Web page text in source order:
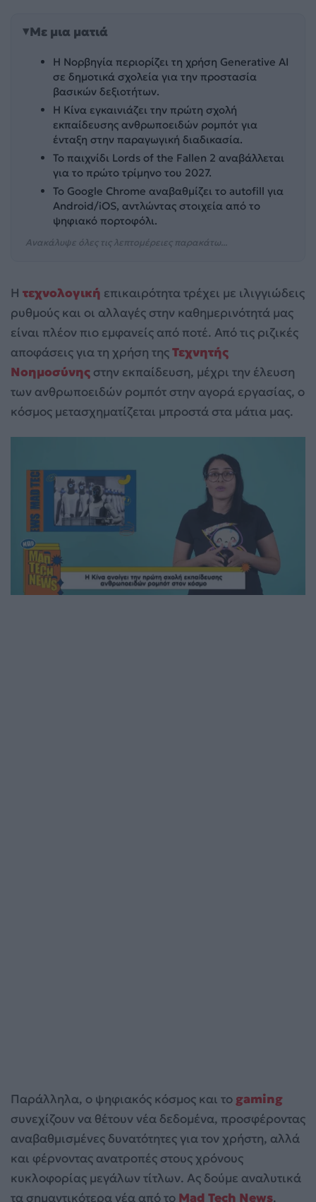
Με μια ματιά
Η Νορβηγία περιορίζει τη χρήση Generative AI
σε δημοτικά σχολεία για την προστασία
βασικών δεξιοτήτων.
Η Κίνα εγκαινιάζει την πρώτη σχολή
εκπαίδευσης ανθρωποειδών ρομπότ για
ένταξη στην παραγωγική διαδικασία.
Το παιχνίδι Lords of the Fallen 2 αναβάλλεται
για το πρώτο τρίμηνο του 2027.
Το Google Chrome αναβαθμίζει το autofill για
Android/iOS, αντλώντας στοιχεία από το
ψηφιακό πορτοφόλι.
Ανακάλυψε όλες τις λεπτομέρειες παρακάτω...
Η τεχνολογική επικαιρότητα τρέχει με ιλιγγιώδεις
ρυθμούς και οι αλλαγές στην καθημερινότητά μας
είναι πλέον πιο εμφανείς από ποτέ. Από τις ριζικές
αποφάσεις για τη χρήση τηςΤεχνητής
Νοημοσύνης στην εκπαίδευση, μέχρι την έλευση
των ανθρωποειδών ρομπότ στην αγορά εργασίας, ο
κόσμος μετασχηματίζεται μπροστά στα μάτια μας.
Παράλληλα, ο ψηφιακός κόσμος και το gaming
συνεχίζουν να θέτουν νέα δεδομένα, προσφέροντας
αναβαθμισμένες δυνατότητες για τον χρήστη, αλλά
και φέρνοντας ανατροπές στους χρόνους
κυκλοφορίας μεγάλων τίτλων. Ας δούμε αναλυτικά
τα σημαντικότερα νέα από το Mad Tech News.